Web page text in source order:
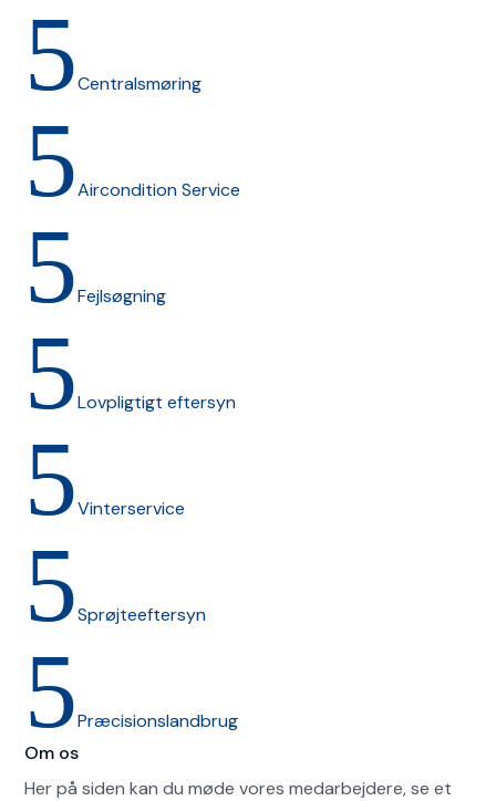
5Centralsmøring
5Aircondition Service
5Fejlsøgning
5Lovpligtigt eftersyn
5Vinterservice
5Sprøjteeftersyn
5Præcisionslandbrug
Om os
Her på siden kan du møde vores medarbejdere, se et